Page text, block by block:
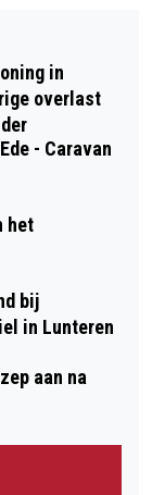
in
overlast
- Caravan
het
bij
in Lunteren
aan na